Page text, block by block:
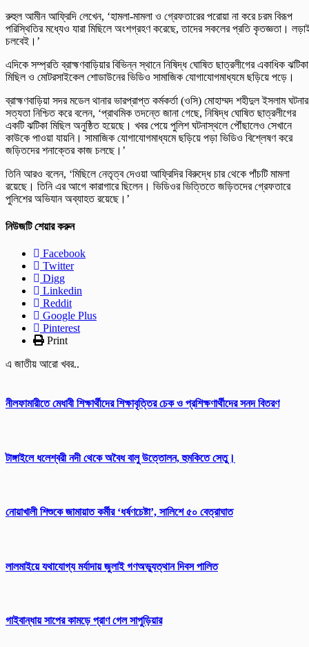
রুহুল আমীন আফ্রিদি লেখেন, ‘হামলা-মামলা ও গ্রেফতারের পরোয়া না করে চরম বিরূপ
পরিস্থিতির মধ্যেও যারা মিছিলে অংশগ্রহণ করেছে, তাদের সকলের প্রতি কৃতজ্ঞতা।
চলবেই।’
এদিকে সম্প্রতি ব্রাহ্মণবাড়িয়ার বিভিন্ন স্থানে নিষিদ্ধ ঘোষিত ছাত্রলীগের একাধিক ঝটিকা
মিছিল ও মোটরসাইকেল শোডাউনের ভিডিও সামাজিক যোগাযোগমাধ্যমে ছড়িয়ে পড়ে।
ব্রাহ্মণবাড়িয়া সদর মডেল থানার ভারপ্রাপ্ত কর্মকর্তা (ওসি) মোহাম্মদ শহীদুল ইসলাম ঘটনার
সত্যতা নিশ্চিত করে বলেন, ‘প্রাথমিক তদন্তে জানা গেছে, নিষিদ্ধ ঘোষিত ছাত্রলীগের
একটি ঝটিকা মিছিল অনুষ্ঠিত হয়েছে। খবর পেয়ে পুলিশ ঘটনাস্থলে পৌঁছালেও সেখানে
কাউকে পাওয়া যায়নি। সামাজিক যোগাযোগমাধ্যমে ছড়িয়ে পড়া ভিডিও বিশ্লেষণ করে
জড়িতদের শনাক্তের কাজ চলছে।’
তিনি আরও বলেন, ‘মিছিলে নেতৃত্ব দেওয়া আফ্রিদির বিরুদ্ধে চার থেকে পাঁচটি মামলা
রয়েছে। তিনি এর আগে কারাগারে ছিলেন। ভিডিওর ভিত্তিতে জড়িতদের গ্রেফতারে
পুলিশের অভিযান অব্যাহত রয়েছে।’
নিউজটি শেয়ার করুন
Facebook
Twitter
Digg
Linkedin
Reddit
Google Plus
Pinterest
Print
এ জাতীয় আরো খবর..
নীলফামারীতে মেধাবী শিক্ষার্থীদের শিক্ষাবৃত্তির চেক ও প্রশিক্ষণার্থীদের সনদ বিতরণ
টাঙ্গাইলে ধলেশ্বরী নদী থেকে অবৈধ বালু উত্তোলন, হুমকিতে সেতু।
নোয়াখালী শিশুকে জামায়াত কর্মীর ‘ধর্ষণচেষ্টা’, সালিশে ৫০ বেত্রাঘাত
লালমাইয়ে যথাযোগ্য মর্যাদায় জুলাই গণঅভ্যুত্থান দিবস পালিত
গাইবান্ধায় সাপের কামড়ে প্রাণ গেল সাপুড়িয়ার